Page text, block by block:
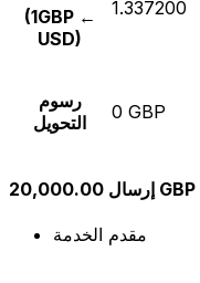
(1GBP ←
USD)
1.337200
رسوم
التحويل
0 GBP
إرسال 20,000.00 GBP
مقدم الخدمة